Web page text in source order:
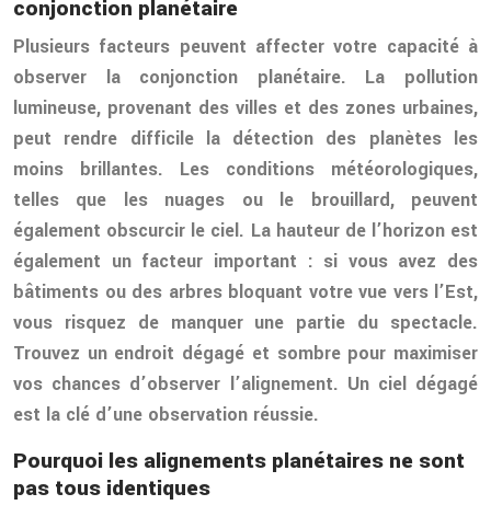
conjonction planétaire
Plusieurs facteurs peuvent affecter votre capacité à
observer la conjonction planétaire. La pollution
lumineuse, provenant des villes et des zones urbaines,
peut rendre difficile la détection des planètes les
moins brillantes. Les conditions météorologiques,
telles que les nuages ou le brouillard, peuvent
également obscurcir le ciel. La hauteur de l’horizon est
également un facteur important : si vous avez des
bâtiments ou des arbres bloquant votre vue vers l’Est,
vous risquez de manquer une partie du spectacle.
Trouvez un endroit dégagé et sombre pour maximiser
vos chances d’observer l’alignement. Un ciel dégagé
est la clé d’une observation réussie.
Pourquoi les alignements planétaires ne sont
pas tous identiques